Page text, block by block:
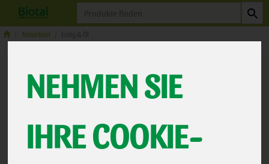
NEHMEN SIE
IHRE COOKIE-
Naturkost